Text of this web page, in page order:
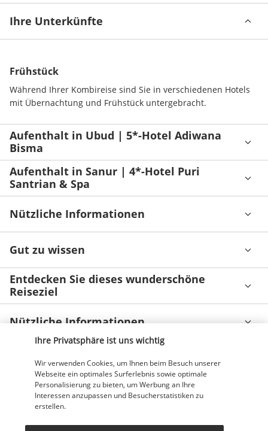
Ihre Unterkünfte
Frühstück
Während Ihrer Kombireise sind Sie in verschiedenen Hotels
mit Übernachtung und Frühstück untergebracht.
Aufenthalt in Ubud | 5*-Hotel Adiwana
Bisma
Aufenthalt in Sanur | 4*-Hotel Puri
Santrian & Spa
Nützliche Informationen
Gut zu wissen
Entdecken Sie dieses wunderschöne
Reiseziel
Nützliche Informationen
Unsere Experten stehen Ihnen zur Seite
043 508 19 00
Ihre Privatsphäre ist uns wichtig
Wir verwenden Cookies, um Ihnen beim Besuch unserer
Webseite ein optimales Surferlebnis sowie optimale
Personalisierung zu bieten, um Werbung an Ihre
Interessen anzupassen und Besucherstatistiken zu
erstellen.